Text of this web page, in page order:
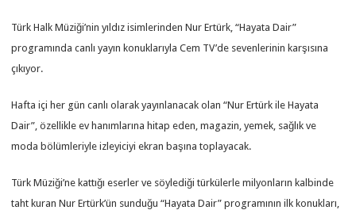
Türk Halk Müziği’nin yıldız isimlerinden Nur Ertürk, “Hayata Dair”
programında canlı yayın konuklarıyla Cem TV’de sevenlerinin karşısına
çıkıyor.
Hafta içi her gün canlı olarak yayınlanacak olan “Nur Ertürk ile Hayata
Dair”, özellikle ev hanımlarına hitap eden, magazin, yemek, sağlık ve
moda bölümleriyle izleyiciyi ekran başına toplayacak.
Türk Müziği’ne kattığı eserler ve söylediği türkülerle milyonların kalbinde
taht kuran Nur Ertürk’ün sunduğu “Hayata Dair” programının ilk konukları,